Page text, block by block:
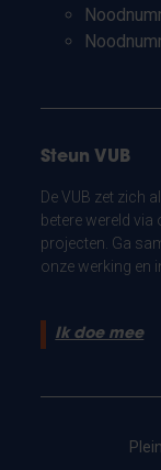
Steun VUB
De VUB zet zich
betere wereld
projecten. Ga
onze werking en
Ik doe mee